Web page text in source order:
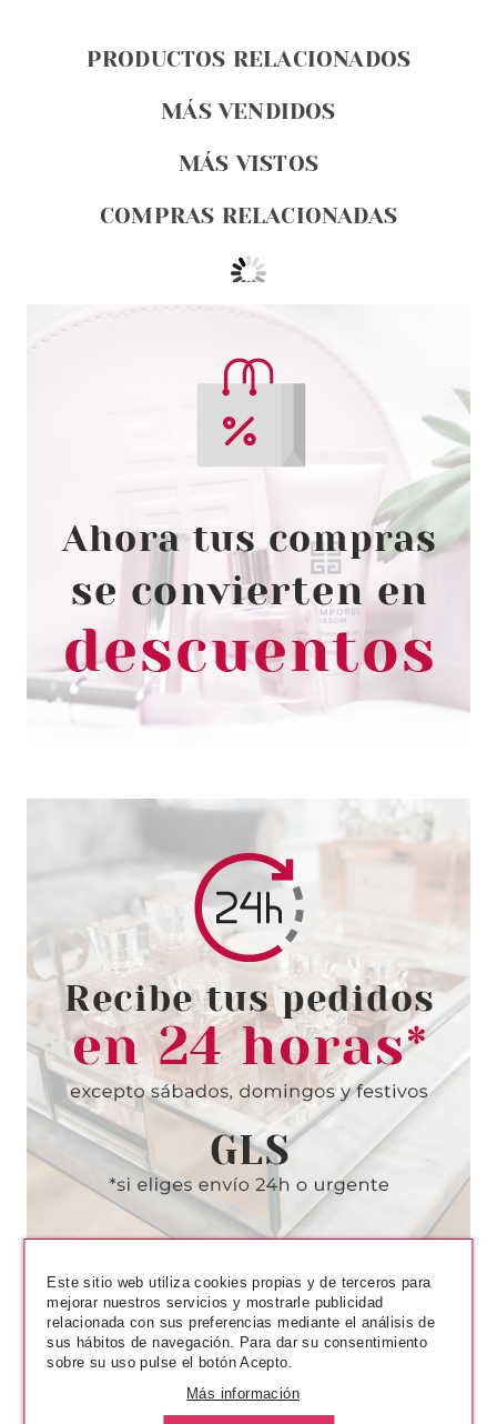
PRODUCTOS RELACIONADOS
MÁS VENDIDOS
MÁS VISTOS
COMPRAS RELACIONADAS
CHRISTIAN DIOR
CHRISTIAN DIOR FAHRENHEIT
SHOWER GEL 200 ML
Pvr 34.50€
-16%
desde
29.08€
CHRISTIAN DIOR
CHRISTIAN DIOR HIGHER
ENERGY EDT 100 ML
Pvr 94.00€
-30%
desde
65.95€
CHRISTIAN DIOR
Este sitio web utiliza cookies propias y de terceros para
mejorar nuestros servicios y mostrarle publicidad
relacionada con sus preferencias mediante el análisis de
sus hábitos de navegación. Para dar su consentimiento
sobre su uso pulse el botón Acepto.
Más información